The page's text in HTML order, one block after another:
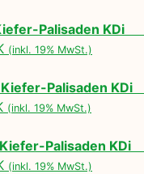
Palisaden KDi
(inkl. 19% MwSt.)
Palisaden KDi
(inkl. 19% MwSt.)
Palisaden KDi
(inkl. 19% MwSt.)